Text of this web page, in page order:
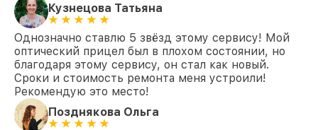
Кузнецова Татьяна
Однозначно ставлю 5 звёзд этому сервису! Мой
оптический прицел был в плохом состоянии, но
благодаря этому сервису, он стал как новый.
Сроки и стоимость ремонта меня устроили!
Рекомендую это место!
Позднякова Ольга